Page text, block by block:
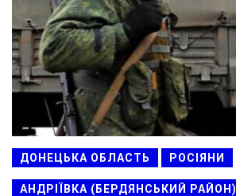
ДОНЕЦЬКА ОБЛАСТЬ РОСІЯНИ
АНДРІЇВКА (БЕРДЯНСЬКИЙ РАЙОН)